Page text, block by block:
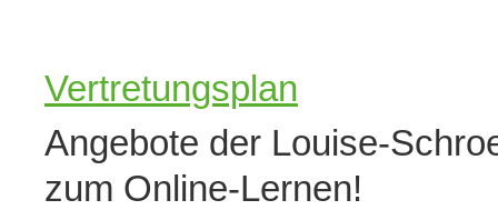
Vertretungsplan
Angebote der Louise-
zum Online-Lernen!